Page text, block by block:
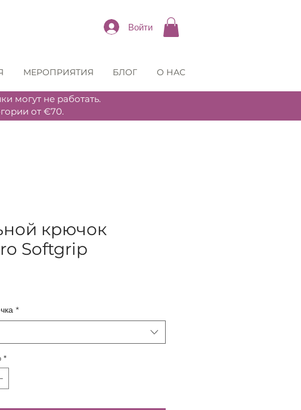
Войти
МЕРОПРИЯТИЯ БЛОГ О НАС
могут не работать.
от €70.
крючок
Softgrip
*
*